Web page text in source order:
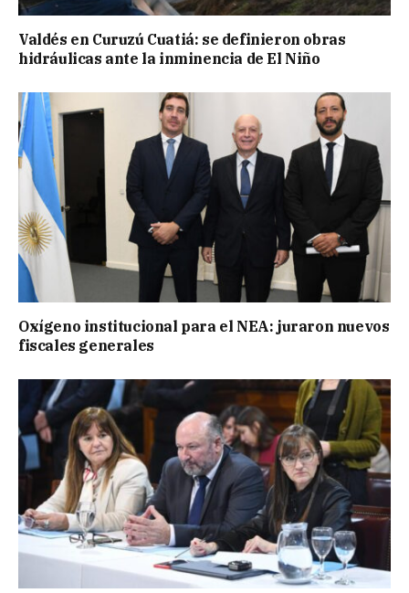
Valdés en Curuzú Cuatiá: se definieron obras
hidráulicas ante la inminencia de El Niño
Oxígeno institucional para el NEA: juraron nuevos
fiscales generales